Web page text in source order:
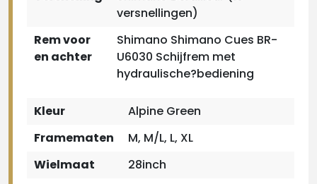
versnellingen)
Rem voor
en achter
Shimano Shimano Cues BR-
U6030 Schijfrem met
hydraulische?bediening
Kleur
Alpine Green
Framematen
M, M/L, L, XL
Wielmaat
28inch